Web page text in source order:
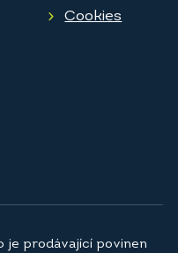
Cookies
je prodávající povinen